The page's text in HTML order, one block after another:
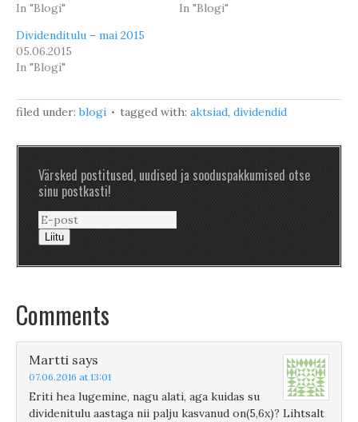
In "Blogi"
In "Blogi"
Dividenditulu – mai 2015
05.06.2015
In "Blogi"
filed under:blogi tagged with: aktsiad, dividendid
Värsked postitused, uudised ja sooduspakkumised otse
sinu postkasti!
Liitu
Comments
Martti says
07.06.2016 at 13:01
Eriti hea lugemine, nagu alati, aga kuidas su
dividenitulu aastaga nii palju kasvanud on(5,6x)? Lihtsalt